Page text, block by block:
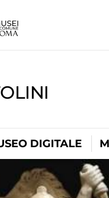
DIGITALE